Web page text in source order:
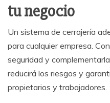
tu negocio
Un sistema de cerrajería
para cualquier empresa.
seguridad y
reducirá los riesgos y
propietarios y trabajadores.